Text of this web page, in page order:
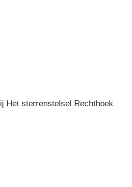
Het sterrenstelsel Rechthoek